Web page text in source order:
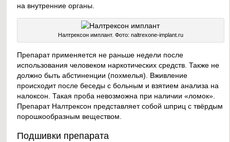
на внутренние органы.
Налтрексон имплант. Фото: naltrexone-implant.ru
Препарат применяется не раньше недели после
использования человеком наркотических средств. Также не
должно быть абстиненции (похмелья). Вживление
происходит после беседы с больным и взятием анализа на
налоксон. Такая проба невозможна при наличии «ломок».
Препарат Налтрексон представляет собой шприц с твёрдым
порошкообразным веществом.
Подшивки препарата